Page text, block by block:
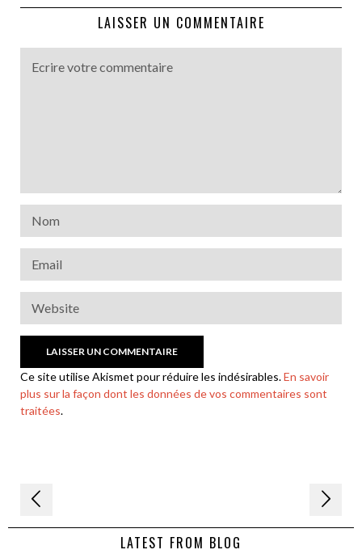
LAISSER UN COMMENTAIRE
Ce site utilise Akismet pour réduire les indésirables.En savoir
plus sur la façon dont les données de vos commentaires sont
traitées.
Navigation
de LATEST FROM BLOG